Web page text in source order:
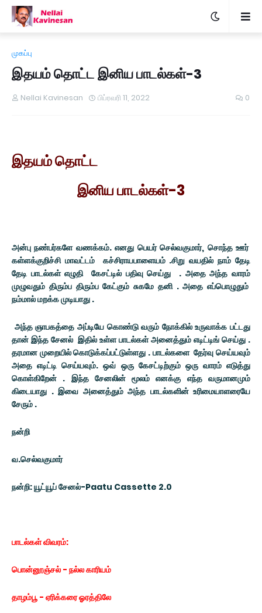
முகப்பு
இதயம் தொட்ட இனிய பாடல்கள்-3
Nellai Kavinesan பிப்ரவரி 11, 2022 0
இதயம் தொட்ட
இனிய பாடல்கள்-3
அன்பு நண்பர்களே வணக்கம். எனது பெயர் செல்வகுமார், சொந்த ஊர்
கள்ளக்குறிச்சி மாவட்டம் கச்சிராயபாளையம் .சிறு வயதில் நாம் தேடி
தேடி பாடல்கள் எழுதி கேசட்டில் பதிவு செய்து . அதை அந்த வாரம்
முழுவதும் திரும்ப திரும்ப கேட்கும் சுகமே தனி . அதை எப்பொழுதும்
நம்மால் மறக்க முடியாது .
அந்த ஞாபகத்தை அப்டியே கொண்டு வரும் நோக்கில் உருவாக்க பட்டது
தான் இந்த சேனல் இதில் உள்ள பாடல்கள் அனைத்தும் எடிட்டிங் செய்து .
தரமான முறையில் கொடுக்கப்பட்டுள்ளது . பாடல்களை தேர்வு செய்யவும்
அதை எடிட்டி செய்யவும். ஒவ் ஒரு கேசட்டிற்கும் ஒரு வாரம் எடுத்து
கொள்கிறேன் . இந்த சேனலின் மூலம் எனக்கு எந்த வருமானமும்
கிடையாது . இவை அனைத்தும் அந்த பாடல்களின் உரிமையாளரையே
சேரும் .
நன்றி
வ.செல்வகுமார்
நன்றி: யூட்யூப் சேனல்-Paatu Cassette 2.0
பாடல்கள் விவரம்:
பொன்னூஞ்சல் - நல்ல காரியம்
தாழம்பூ - ஏரிக்கரை ஓரத்திலே